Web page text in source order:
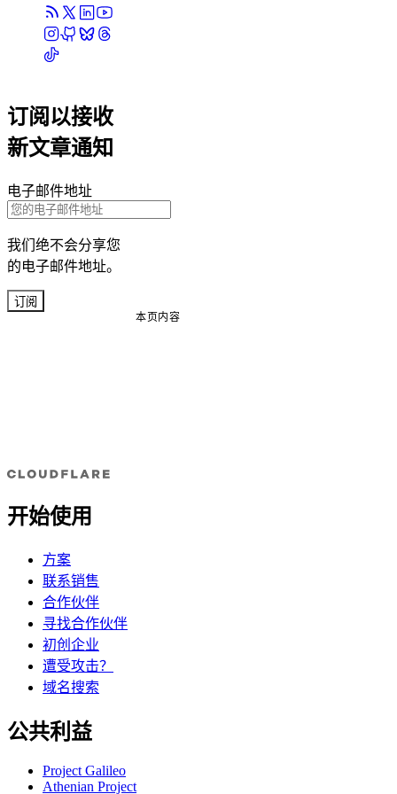
本页内容
订阅以接收
新文章通知
电子邮件地址
我们绝不会分享您
的电子邮件地址。
订阅
开始使用
方案
联系销售
合作伙伴
寻找合作伙伴
初创企业
遭受攻击？
域名搜索
公共利益
Project Galileo
Athenian Project